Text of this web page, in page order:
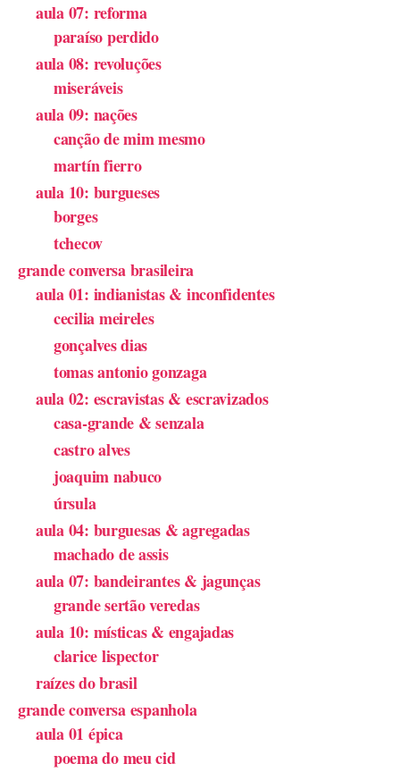
aula 07: reforma
paraíso perdido
aula 08: revoluções
miseráveis
aula 09: nações
canção de mim mesmo
martín fierro
aula 10: burgueses
borges
tchecov
grande conversa brasileira
aula 01: indianistas & inconfidentes
cecilia meireles
gonçalves dias
tomas antonio gonzaga
aula 02: escravistas & escravizados
casa-grande & senzala
castro alves
joaquim nabuco
úrsula
aula 04: burguesas & agregadas
machado de assis
aula 07: bandeirantes & jagunças
grande sertão veredas
aula 10: místicas & engajadas
clarice lispector
raízes do brasil
grande conversa espanhola
aula 01 épica
poema do meu cid